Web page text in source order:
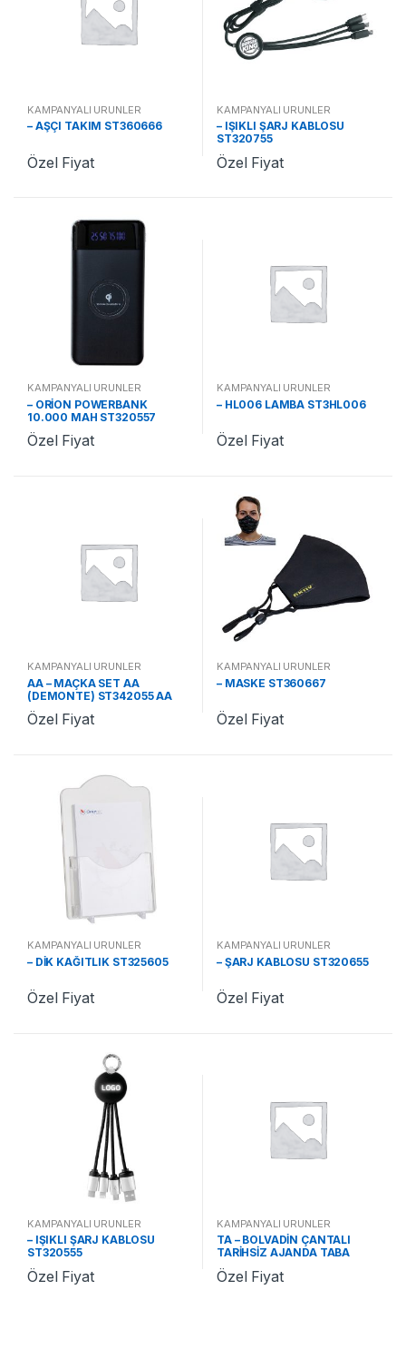
KAMPANYALI ÜRÜNLER
– AŞÇI TAKIM ST360666
Özel Fiyat
KAMPANYALI ÜRÜNLER
– IŞIKLI ŞARJ KABLOSU
ST320755
Özel Fiyat
KAMPANYALI ÜRÜNLER
– ORİON POWERBANK
10.000 MAH ST320557
Özel Fiyat
KAMPANYALI ÜRÜNLER
– HL006 LAMBA ST3HL006
Özel Fiyat
KAMPANYALI ÜRÜNLER
AA – MAÇKA SET AA
(DEMONTE) ST342055 AA
Özel Fiyat
KAMPANYALI ÜRÜNLER
– MASKE ST360667
Özel Fiyat
KAMPANYALI ÜRÜNLER
– DİK KAĞITLIK ST325605
Özel Fiyat
KAMPANYALI ÜRÜNLER
– ŞARJ KABLOSU ST320655
Özel Fiyat
KAMPANYALI ÜRÜNLER
– IŞIKLI ŞARJ KABLOSU
ST320555
Özel Fiyat
KAMPANYALI ÜRÜNLER
TA – BOLVADİN ÇANTALI
TARİHSİZ AJANDA TABA
ST370478 TA
Özel Fiyat